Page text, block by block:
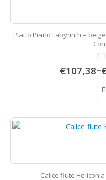
Piatto Piano Labyrinth –
0
di
€107,38–
Calice flute Heliconia